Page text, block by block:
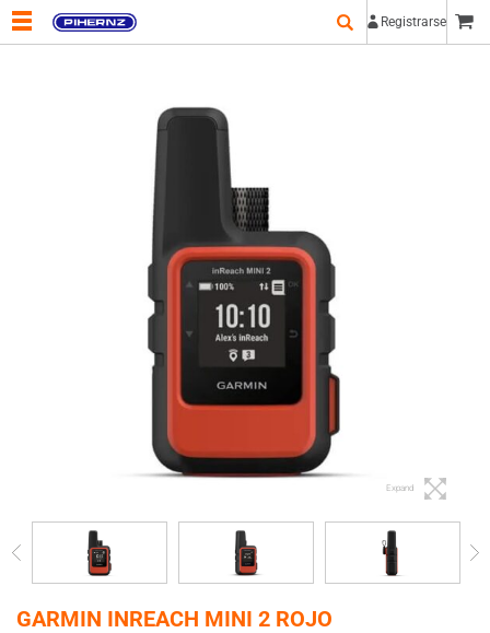
Registrarse
Expand
GARMIN INREACH MINI 2 ROJO